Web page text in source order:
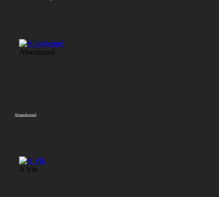
Abandonné
Abandonné
A Vik